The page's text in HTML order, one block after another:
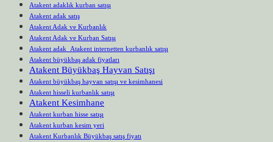
Atakent adaklık kurban satışı
Atakent adak satış
Atakent Adak ve Kurbanlık
Atakent Adak ve Kurban Satışı
Atakent adak Atakent internetten kurbanlık satışı
Atakent büyükbaş adak fiyatları
Atakent Büyükbaş Hayvan Satışı
Atakent büyükbaş hayvan satışı ve kesimhanesi
Atakent hisseli kurbanlık satışı
Atakent Kesimhane
Atakent kurban hisse satışı
Atakent kurban kesim yeri
Atakent Kurbanlık Büyükbaş satış fiyatı